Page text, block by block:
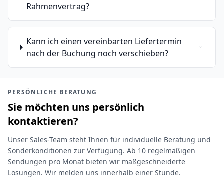
Rahmenvertrag?
Kann ich einen vereinbarten Liefertermin
nach der Buchung noch verschieben?
PERSÖNLICHE BERATUNG
Sie möchten uns persönlich
kontaktieren?
Unser Sales-Team steht Ihnen für individuelle Beratung und
Sonderkonditionen zur Verfügung. Ab 10 regelmäßigen
Sendungen pro Monat bieten wir maßgeschneiderte
Lösungen. Wir melden uns innerhalb einer Stunde.